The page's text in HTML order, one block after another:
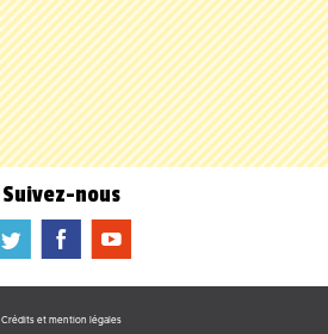
Suivez-nous
a b f
Crédits et mention légales